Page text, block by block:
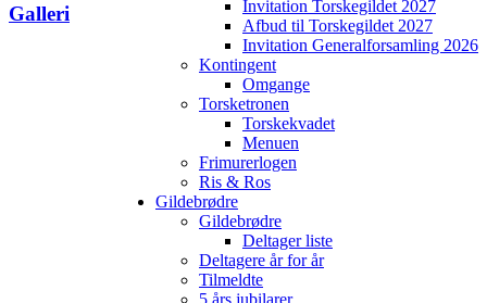
Invitation Torskegildet 2027
Afbud til Torskegildet 2027
Invitation Generalforsamling 2026
Kontingent
Omgange
Torsketronen
Torskekvadet
Menuen
Frimurerlogen
Ris & Ros
Gildebrødre
Gildebrødre
Deltager liste
Deltagere år for år
Tilmeldte
5 års jubilarer
Galleri